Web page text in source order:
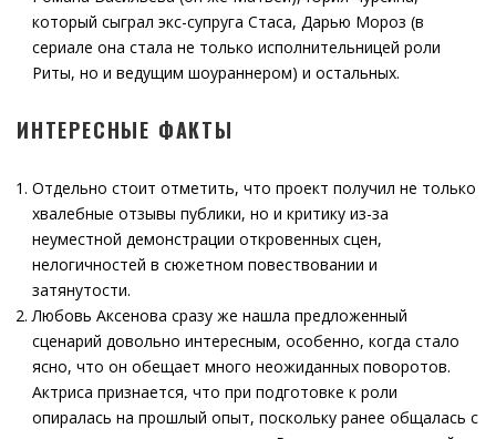
который сыграл экс-супруга Стаса, Дарью Мороз (в
сериале она стала не только исполнительницей роли
Риты, но и ведущим шоураннером) и остальных.
ИНТЕРЕСНЫЕ ФАКТЫ
Отдельно стоит отметить, что проект получил не только
хвалебные отзывы публики, но и критику из-за
неуместной демонстрации откровенных сцен,
нелогичностей в сюжетном повествовании и
затянутости.
Любовь Аксенова сразу же нашла предложенный
сценарий довольно интересным, особенно, когда стало
ясно, что он обещает много неожиданных поворотов.
Актриса признается, что при подготовке к роли
опиралась на прошлый опыт, поскольку ранее общалась с